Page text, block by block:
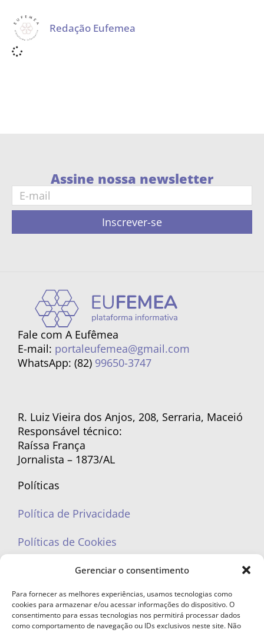
Gerenciar o consentimento
Para fornecer as melhores experiências, usamos tecnologias como
cookies para armazenar e/ou acessar informações do dispositivo. O
consentimento para essas tecnologias nos permitirá processar dados
como comportamento de navegação ou IDs exclusivos neste site. Não
Redação Eufemea
Assine nossa newsletter
Inscrever-se
Fale com A Eufêmea
E-mail: portaleufemea@gmail.com
WhatsApp: (82) 99650-3747
R. Luiz Vieira dos Anjos, 208, Serraria, Maceió
Responsável técnico:
Raíssa França
Jornalista – 1873/AL
Políticas
Política de Privacidade
Políticas de Cookies
portaleufemea@gmail.com